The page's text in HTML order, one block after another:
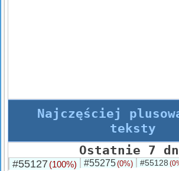
Najczęściej
teksty
Ostatnie 7
#55127 (100%) #55275(0%) #55128